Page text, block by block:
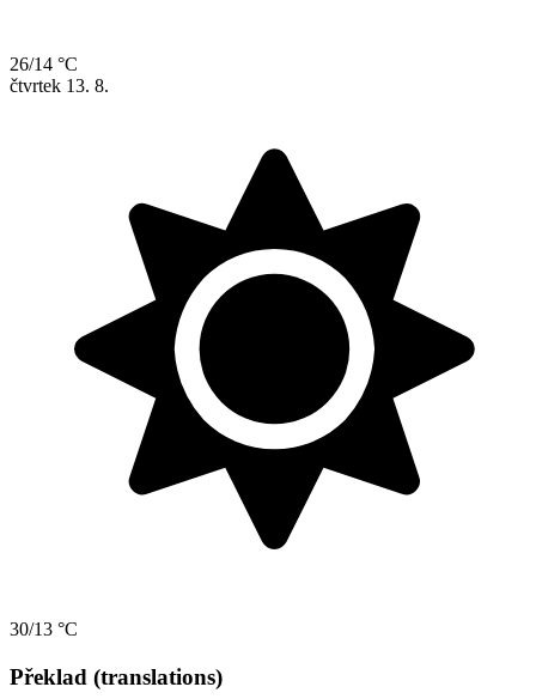
26/14 °C
čtvrtek 13. 8.
30/13 °C
Překlad (translations)